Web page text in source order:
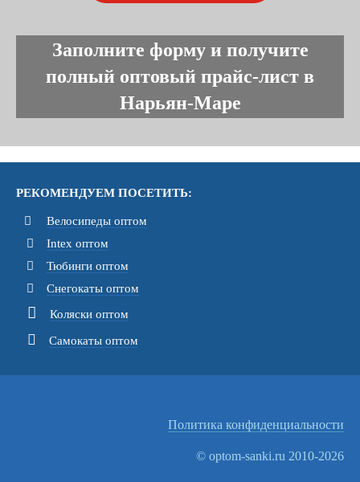
Заполните форму и получите
полный оптовый прайс-лист в
Нарьян-Маре
РЕКОМЕНДУЕМ ПОСЕТИТЬ:
Велосипеды оптом
Intex оптом
Тюбинги оптом
Снегокаты оптом
Коляски оптом
Самокаты оптом
Политика конфиденциальности
© optom-sanki.ru 2010-2026